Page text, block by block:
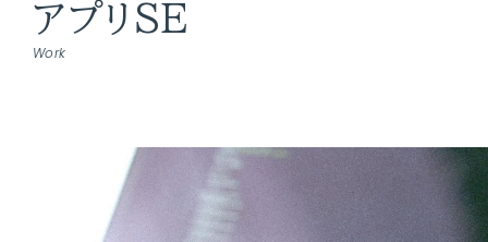
会社を知る
アプリSE
Work